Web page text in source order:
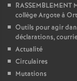
RASSEMBLEMENT
collège Argote à
Outils pour agir
déclarations,
Actualité
Circulaires
Mutations